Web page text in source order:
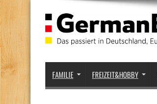
FAMILIE FREIZEIT&HOBBY